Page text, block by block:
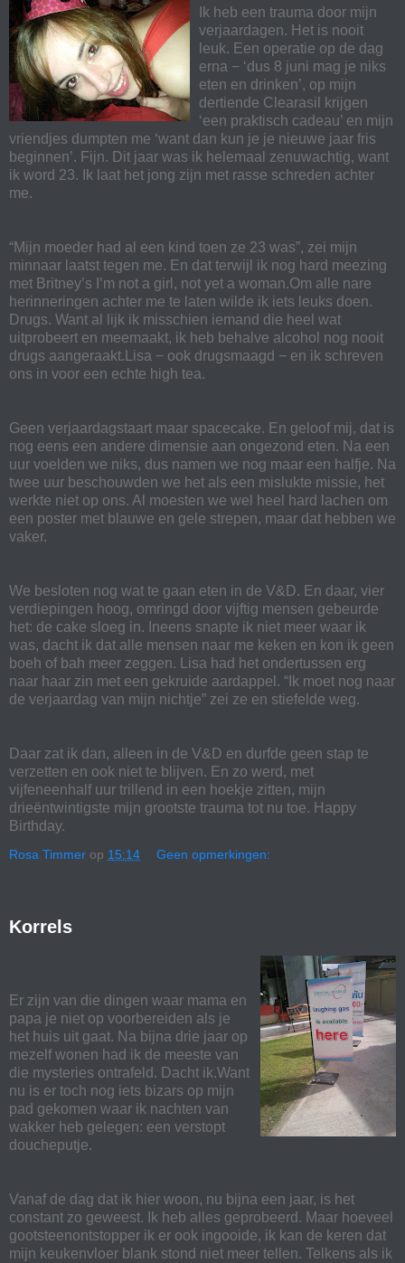
Ik heb een trauma door mijn
verjaardagen. Het is nooit
leuk. Een operatie op de dag
erna − ‘dus 8 juni mag je niks
eten en drinken’, op mijn
dertiende Clearasil krijgen
‘een praktisch cadeau’ en mijn
vriendjes dumpten me ‘want dan kun je je nieuwe jaar fris
beginnen’. Fijn. Dit jaar was ik helemaal zenuwachtig, want
ik word 23. Ik laat het jong zijn met rasse schreden achter
me.
“Mijn moeder had al een kind toen ze 23 was”, zei mijn
minnaar laatst tegen me. En dat terwijl ik nog hard meezing
met Britney’s I’m not a girl, not yet a woman.Om alle nare
herinneringen achter me te laten wilde ik iets leuks doen.
Drugs. Want al lijk ik misschien iemand die heel wat
uitprobeert en meemaakt, ik heb behalve alcohol nog nooit
drugs aangeraakt.Lisa − ook drugsmaagd − en ik schreven
ons in voor een echte high tea.
Geen verjaardagstaart maar spacecake. En geloof mij, dat is
nog eens een andere dimensie aan ongezond eten. Na een
uur voelden we niks, dus namen we nog maar een halfje. Na
twee uur beschouwden we het als een mislukte missie, het
werkte niet op ons. Al moesten we wel heel hard lachen om
een poster met blauwe en gele strepen, maar dat hebben we
vaker.
We besloten nog wat te gaan eten in de V&D. En daar, vier
verdiepingen hoog, omringd door vijftig mensen gebeurde
het: de cake sloeg in. Ineens snapte ik niet meer waar ik
was, dacht ik dat alle mensen naar me keken en kon ik geen
boeh of bah meer zeggen. Lisa had het ondertussen erg
naar haar zin met een gekruide aardappel. “Ik moet nog naar
de verjaardag van mijn nichtje” zei ze en stiefelde weg.
Daar zat ik dan, alleen in de V&D en durfde geen stap te
verzetten en ook niet te blijven. En zo werd, met
vijfeneenhalf uur trillend in een hoekje zitten, mijn
drieëntwintigste mijn grootste trauma tot nu toe. Happy
Birthday.
Rosa Timmer op 15:14 Geen opmerkingen:
Korrels
Er zijn van die dingen waar mama en
papa je niet op voorbereiden als je
het huis uit gaat. Na bijna drie jaar op
mezelf wonen had ik de meeste van
die mysteries ontrafeld. Dacht ik.Want
nu is er toch nog iets bizars op mijn
pad gekomen waar ik nachten van
wakker heb gelegen: een verstopt
doucheputje.
Vanaf de dag dat ik hier woon, nu bijna een jaar, is het
constant zo geweest. Ik heb alles geprobeerd. Maar hoeveel
gootsteenontstopper ik er ook ingooide, ik kan de keren dat
mijn keukenvloer blank stond niet meer tellen. Telkens als ik